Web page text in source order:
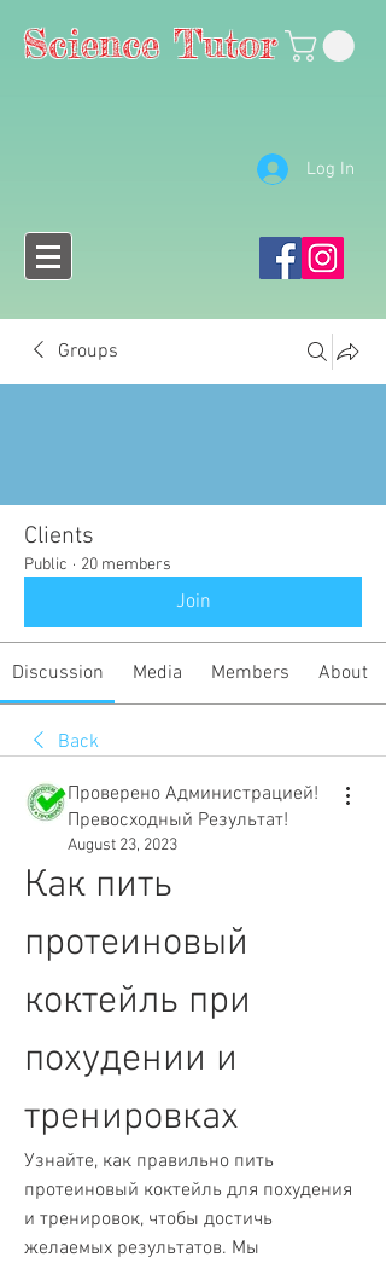
Science Tutor
Log In
Groups
Clients
Public · 20 members
Join
Discussion Media Members About
Back
Проверено Администрацией!
Превосходный Результат!
August 23, 2023
Как пить
протеиновый
коктейль при
похудении и
тренировках
Узнайте, как правильно пить
протеиновый коктейль для похудения
и тренировок, чтобы достичь
желаемых результатов. Мы